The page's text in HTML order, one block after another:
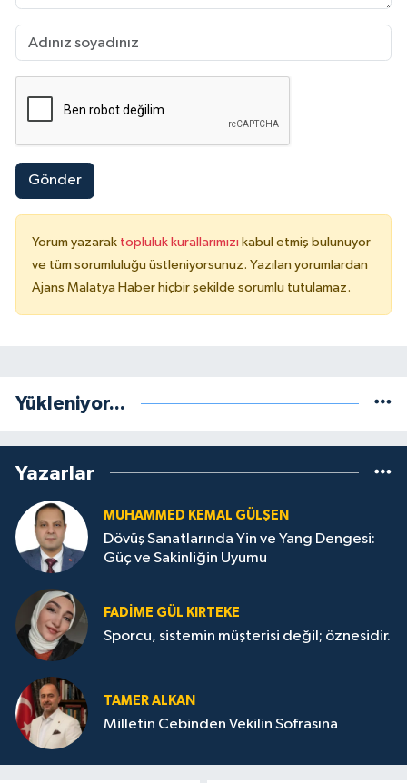
Gönder
Yorum yazarak topluluk kurallarımızı kabul etmiş bulunuyor
ve tüm sorumluluğu üstleniyorsunuz. Yazılan yorumlardan
Ajans Malatya Haber hiçbir şekilde sorumlu tutulamaz.
Yükleniyor...
Yazarlar
MUHAMMED KEMAL GÜLŞEN
Dövüş Sanatlarında Yin ve Yang Dengesi:
Güç ve Sakinliğin Uyumu
FADIME GÜL KIRTEKE
Sporcu, sistemin müşterisi değil; öznesidir.
TAMER ALKAN
Milletin Cebinden Vekilin Sofrasına